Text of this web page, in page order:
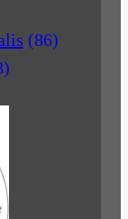
(86)